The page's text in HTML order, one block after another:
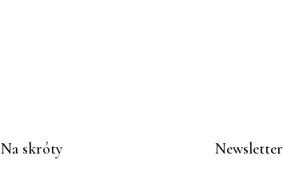
Na skróty Newsletter